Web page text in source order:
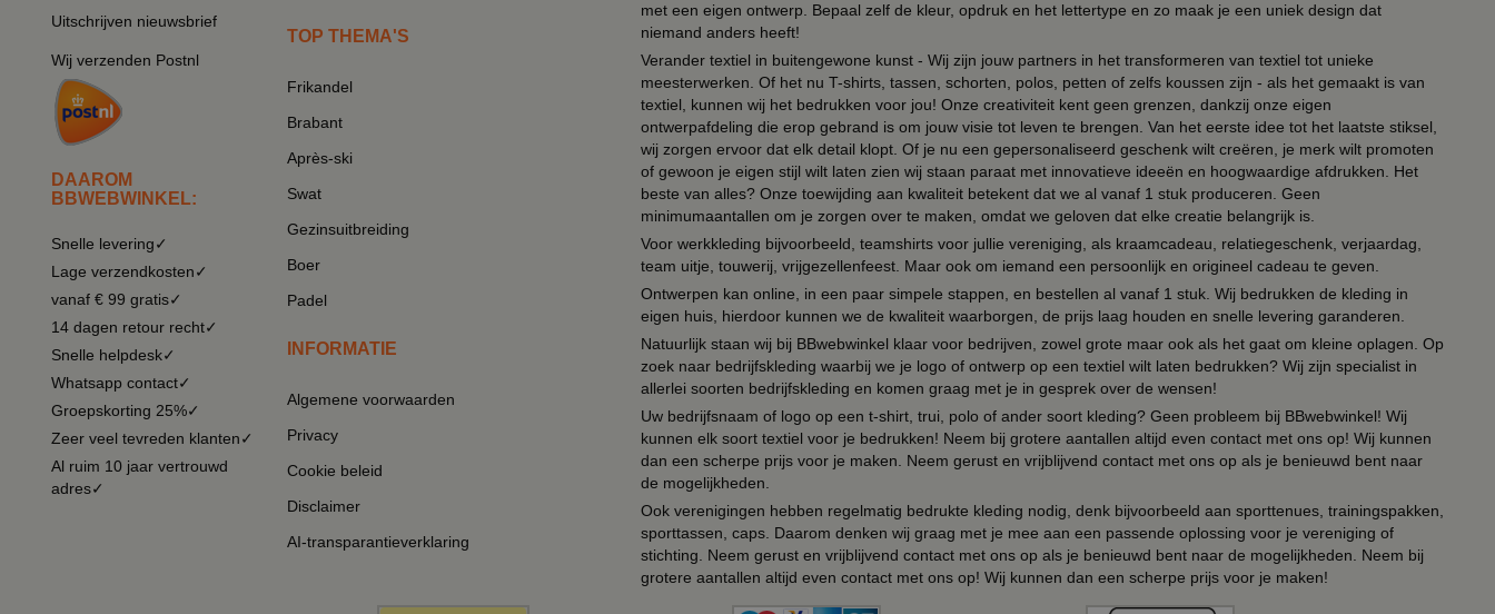
Uitschrijven nieuwsbrief
Wij verzenden Postnl
DAAROM
BBWEBWINKEL:
Snelle levering✓
Lage verzendkosten✓
vanaf € 99 gratis✓
14 dagen retour recht✓
Snelle helpdesk✓
Whatsapp contact✓
Groepskorting 25%✓
Zeer veel tevreden klanten✓
Al ruim 10 jaar vertrouwd
adres✓
TOP THEMA'S
Frikandel
Brabant
Après-ski
Swat
Gezinsuitbreiding
Boer
Padel
INFORMATIE
Algemene voorwaarden
Privacy
Cookie beleid
Disclaimer
AI-transparantieverklaring
met een eigen ontwerp. Bepaal zelf de kleur, opdruk en het lettertype en zo maak je een uniek design dat
niemand anders heeft!
Verander textiel in buitengewone kunst - Wij zijn jouw partners in het transformeren van textiel tot unieke
meesterwerken. Of het nu T-shirts, tassen, schorten, polos, petten of zelfs koussen zijn - als het gemaakt is van
textiel, kunnen wij het bedrukken voor jou! Onze creativiteit kent geen grenzen, dankzij onze eigen
ontwerpafdeling die erop gebrand is om jouw visie tot leven te brengen. Van het eerste idee tot het laatste stiksel,
wij zorgen ervoor dat elk detail klopt. Of je nu een gepersonaliseerd geschenk wilt creëren, je merk wilt promoten
of gewoon je eigen stijl wilt laten zien wij staan paraat met innovatieve ideeën en hoogwaardige afdrukken. Het
beste van alles? Onze toewijding aan kwaliteit betekent dat we al vanaf 1 stuk produceren. Geen
minimumaantallen om je zorgen over te maken, omdat we geloven dat elke creatie belangrijk is.
Voor werkkleding bijvoorbeeld, teamshirts voor jullie vereniging, als kraamcadeau, relatiegeschenk, verjaardag,
team uitje, touwerij, vrijgezellenfeest. Maar ook om iemand een persoonlijk en origineel cadeau te geven.
Ontwerpen kan online, in een paar simpele stappen, en bestellen al vanaf 1 stuk. Wij bedrukken de kleding in
eigen huis, hierdoor kunnen we de kwaliteit waarborgen, de prijs laag houden en snelle levering garanderen.
Natuurlijk staan wij bij BBwebwinkel klaar voor bedrijven, zowel grote maar ook als het gaat om kleine oplagen. Op
zoek naar bedrijfskleding waarbij we je logo of ontwerp op een textiel wilt laten bedrukken? Wij zijn specialist in
allerlei soorten bedrijfskleding en komen graag met je in gesprek over de wensen!
Uw bedrijfsnaam of logo op een t-shirt, trui, polo of ander soort kleding? Geen probleem bij BBwebwinkel! Wij
kunnen elk soort textiel voor je bedrukken! Neem bij grotere aantallen altijd even contact met ons op! Wij kunnen
dan een scherpe prijs voor je maken. Neem gerust en vrijblijvend contact met ons op als je benieuwd bent naar
de mogelijkheden.
Ook verenigingen hebben regelmatig bedrukte kleding nodig, denk bijvoorbeeld aan sporttenues, trainingspakken,
sporttassen, caps. Daarom denken wij graag met je mee aan een passende oplossing voor je vereniging of
stichting. Neem gerust en vrijblijvend contact met ons op als je benieuwd bent naar de mogelijkheden. Neem bij
grotere aantallen altijd even contact met ons op! Wij kunnen dan een scherpe prijs voor je maken!